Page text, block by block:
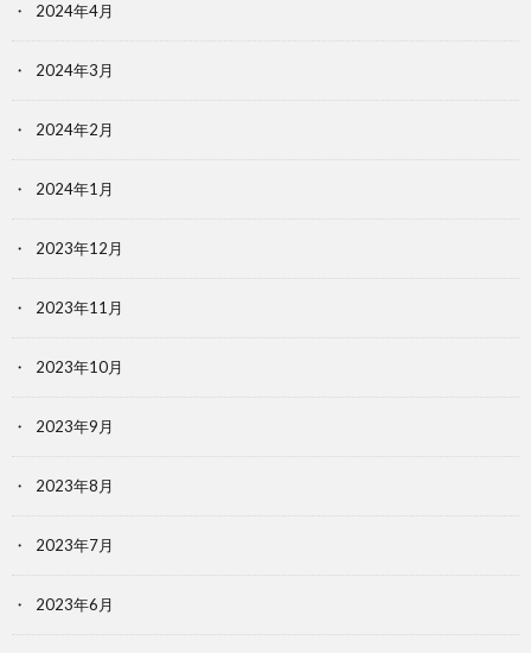
2024年4月
2024年3月
2024年2月
2024年1月
2023年12月
2023年11月
2023年10月
2023年9月
2023年8月
2023年7月
2023年6月